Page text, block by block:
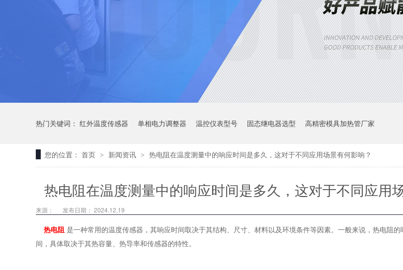
热门关键词： 红外温度传感器 单相电力调整器 温控仪表型号 固态继电器选型 高精密模具加热管厂家
您的位置： 首页 > 新闻资讯 > 热电阻在温度测量中的响应时间是多久，这对于不同应用场景有何影响？
热电阻在温度测量中的响应时间是多久，这对于不同应用
来源： 发布日期： 2024.12.19
热电阻 是一种常用的温度传感器，其响应时间取决于其结构、尺寸、材料以及环境条件等因素。一般来说，热电阻
间，具体取决于其热容量、热导率和传感器的特性。